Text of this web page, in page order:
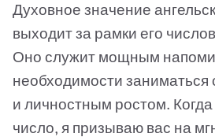
Духовное значение
выходит за рамки его
Оно служит мощным
необходимости
и личностным ростом.
число, я призываю вас на